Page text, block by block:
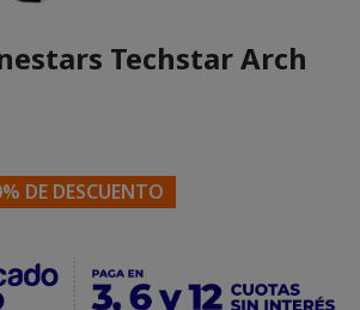
Techstar Arch
DE DESCUENTO